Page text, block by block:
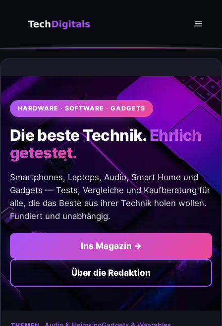
Menü
HARDWARE · SOFTWARE · GADGETS
Die beste Technik.Ehrlich
getestet.
Smartphones, Laptops, Audio, Smart Home und
Gadgets — Tests, Vergleiche und Kaufberatung für
alle, die das Beste aus ihrer Technik holen wollen.
Fundiert und unabhängig.
Ins Magazin →
Über die Redaktion